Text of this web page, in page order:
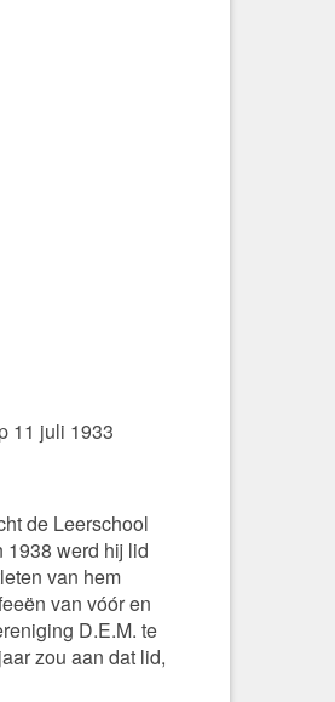
11 juli 1933
de Leerschool
1938 werd hij lid
van hem
van vóór en
D.E.M. te
zou aan dat lid,